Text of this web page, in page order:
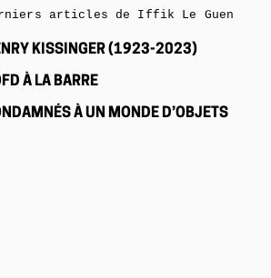
articles de Iffik Le Guen
KISSINGER (1923-2023)
À LA BARRE
À UN MONDE D’OBJETS